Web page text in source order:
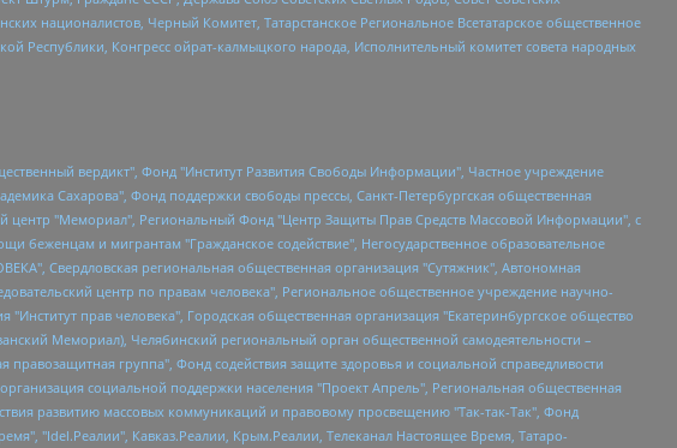
националистов, Черный Комитет, Татарстанское Региональное Всетатарское общественное
Республики, Конгресс ойрат-калмыцкого народа, Исполнительный комитет совета народных
"Чайка Белые сады", Ветошкина Валерия Валерьевна, Заговора Максим Александрович, Межрегиональное общественное движение "Российская ЛГБТ - сеть", Оленичев Максим Владимирович, Павлов Иван Юрьевич, Скворцова Елена Сергеевна, Общество с ограниченной ответственностью "Как бы инагент", Кочетков Игорь Викторович, Общество с ограниченной ответственностью "Честные выборы", Еланчик Олег Александрович, Общество с ограниченной ответственностью "Нобелевский призыв", Гималова Регина Эмилевна, Григорьев Андрей Валерьевич, Григорьева Алина Александровна, Ассоциация по содействию защите прав призывников, альтернативнослужащих и военнослужащих "Правозащитная группа "Гражданин.Армия.Право", Хисамова Регина Фаритовна, Автономная некоммерческая организация по реализации социально-правовых программ "Лилит", Дальневосточное общественное движение "Маяк", Санкт-Петербургская ЛГБТ-инициативная группа "Выход", Инициативная группа ЛГБТ+ "Реверс", Алексеев Андрей Викторович, Бекбулатова Таисия Львовна, Беляев Иван Михайлович, Владыкина Елена Сергеевна, Гельман Марат Александрович, Никульшина Вероника Юрьевна, Толоконникова Надежда Андреевна, Шендерович Виктор Анатольевич, Общество с ограниченной ответственностью "Данное сообщение", Общество с ограниченной ответственностью Издательский дом "Новая глава", Айнбиндер Александра Александровна, Московский комьюнити-центр для ЛГБТ+инициатив, Благотворительный фонд развития филантропии, Deutsche Welle (Германия, Kurt-Schumacher-Strasse 3, 53113 Bonn), Борзунова Мария Михайловна, Воробьев Виктор Викторович, Голубева Анна Львовна, Константинова Алла Михайловна, Малкова Ирина Владимировна, Мурадов Мурад Абдулгалимович, Осетинская Елизавета Николаевна, Понасенков Евгений Николаевич, Ганапольский Матвей Юрьевич, Киселев Евгений Алексеевич, Борухович Ирина Григорьевна, Дремин Иван Тимофеевич, Дубровский Дмитрий Викторович, Красноярская региональная общественная организация поддержки и развития альтернативных образовательных технологий и межкультурных коммуникаций "ИНТЕРРА", Маяковская Екатерина Алексеевна, Фейгин Марк Захарович, Филимонов Андрей Викторович, Дзугкоева Регина Николаевна, Доброхотов Роман Александрович, Дудь Юрий Александрович, Елкин Сергей Владимирович, Кругликов Кирилл Игоревич, Сабунаева Мария Леонидовна, Семенов Алексей Владимирович, Шаинян Карен Багратович, Шульман Екатерина Михайловна, Асафьев Артур Валерьевич, Вахштайн Виктор Семенович, Венедиктов Алексей Алексеевич, Лушникова Екатерина Евгеньевна, Волков Леонид Михайлович, Невзоров Александр Глебович, Пархоменко Сергей Борисович, Сироткин Ярослав Николаевич, Кара-Мурза Владимир Владимирович, Баранова Наталья Владимировна, Гозман Леонид Яковлевич, Кагарлицкий Борис Юльевич, Климарев Михаил Валерьевич, Милов Владимир Станиславович, Автономная некоммерческая организация Краснодарский центр современного искусства "Типография", Моргенштерн Алишер Тагирович, Соболь Любовь Эдуардовна, Общество с ограниченной ответственностью "ЛИЗА НОРМ", Каспаров Гарри Кимович, Ходорковский Михаил Борисович, Общество с ограниченной ответственностью "Апрельские тезисы", Данилович Ирина Брониславовна, Кашин Олег Владимирович, Петров Николай Владимирович, Пивоваров Алексей Владимирович, Соколов Михаил Владимирович, Цветкова Юлия Владимировна, Чичваркин Евгений Александрович, Комитет против пыток/Команда против пыток, Общество с ограниченной ответственностью "Первый научный", Общество с ограниченной ответственностью "Вертолет и ко", Белоцерковская Вероника Борисовна, Кац Максим Евгеньевич, Лазарева Татьяна Юрьевна, Шаведдинов Руслан Табризович, Яшин Илья Валерьевич, Общество с ограниченной ответственностью "Иноагент ААВ", Алешковский Дмитрий Петрович, Альбац Евгения Марковна, Быков Дмитрий Львович, Галямина Юлия Евгеньевна, Лойко Сергей Леонидович, Мартынов Кирилл Константинович, Медведев Сергей Александрович, Крашенинников Федор Геннадиевич, Гордеева Катерина Вл